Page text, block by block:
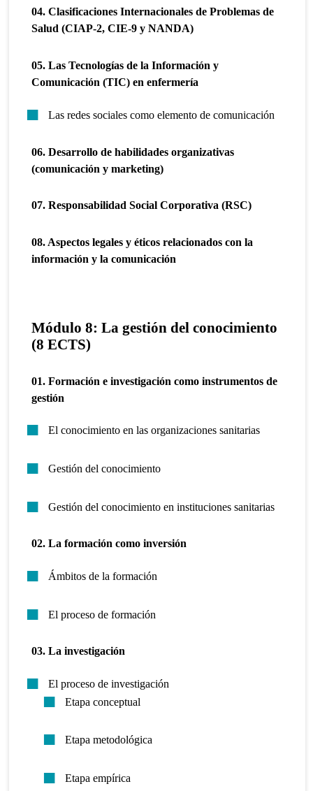
04. Clasificaciones Internacionales de Problemas de
Salud (CIAP-2, CIE-9 y NANDA)
05. Las Tecnologías de la Información y
Comunicación (TIC) en enfermería
Las redes sociales como elemento de comunicación
06. Desarrollo de habilidades organizativas
(comunicación y marketing)
07. Responsabilidad Social Corporativa (RSC)
08. Aspectos legales y éticos relacionados con la
información y la comunicación
Módulo 8: La gestión del conocimiento
(8 ECTS)
01. Formación e investigación como instrumentos de
gestión
El conocimiento en las organizaciones sanitarias
Gestión del conocimiento
Gestión del conocimiento en instituciones sanitarias
02. La formación como inversión
Ámbitos de la formación
El proceso de formación
03. La investigación
El proceso de investigación
Etapa conceptual
Etapa metodológica
Etapa empírica